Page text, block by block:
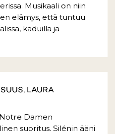
Musikaali on niin
elämys, että tuntuu
kaduilla ja
LAURA
Damen
suoritus. Silénin ääni